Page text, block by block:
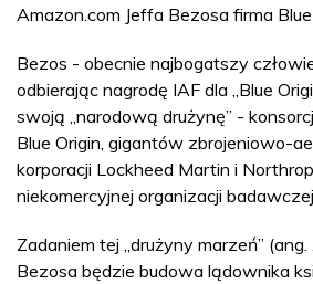
Amazon.com Jeffa Bezosa firma Blue
Bezos - obecnie najbogatszy
odbierając nagrodę IAF dla „Blue
swoją „narodową drużynę” -
Blue Origin, gigantów zbrojeniowo-
korporacji Lockheed Martin i
niekomercyjnej organizacji
Zadaniem tej „drużyny marzeń” (ang.
Bezosa będzie budowa lądownika